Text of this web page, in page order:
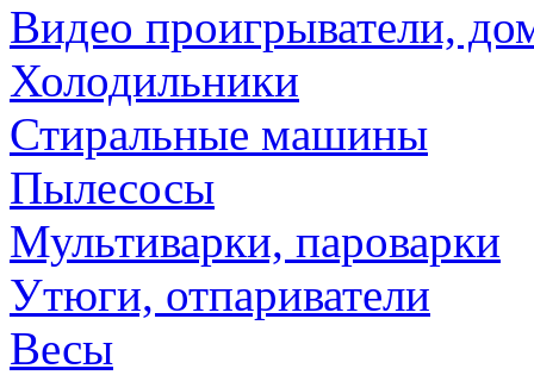
Видео проигрыватели,
Холодильники
Стиральные машины
Пылесосы
Мультиварки, пароварки
Утюги, отпариватели
Весы